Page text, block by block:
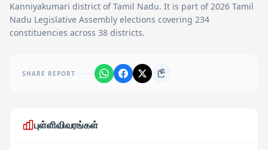
Kanniyakumari district of Tamil Nadu. It is part of 2026 Tamil
Nadu Legislative Assembly elections covering 234
constituencies across 38 districts.
SHARE REPORT
புள்ளிவிவரங்கள்